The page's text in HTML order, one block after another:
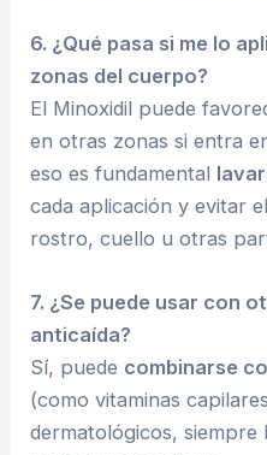
6. ¿Qué pasa si me lo
zonas del cuerpo?
El Minoxidil puede
en otras zonas si entra
eso es fundamental
cada aplicación y evitar
rostro, cuello u otras
7. ¿Se puede usar con
anticaída?
Sí, puede combinarse
(como vitaminas
dermatológicos, siempre